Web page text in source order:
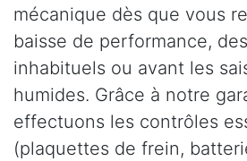
mécanique dès que vous
baisse de performance,
inhabituels ou avant les
humides. Grâce à notre
effectuons les contrôles
(plaquettes de frein,